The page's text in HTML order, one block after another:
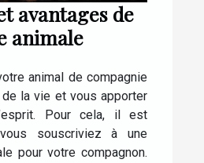
avantages de
animale
animal de compagnie
la vie et vous apporter
Pour cela, il est
souscriviez à une
pour votre compagnon.